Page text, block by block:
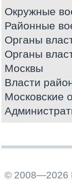
Окружные
Районные
Органы
Органы
Москвы
Власти
Московские
© 2008—2026